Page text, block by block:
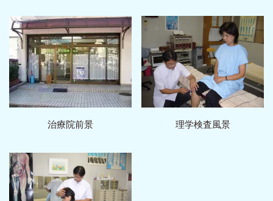
治療院前景 理学検査風景